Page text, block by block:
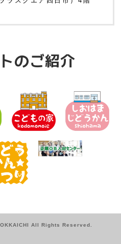
のご紹介
All Rights Reserved.